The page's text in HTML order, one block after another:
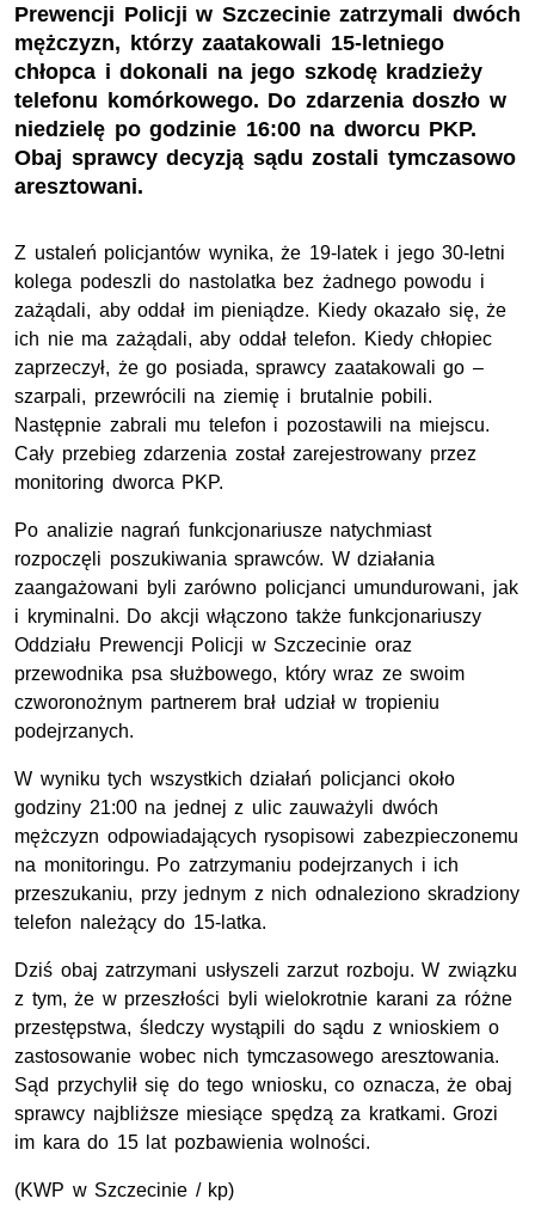
Prewencji Policji w Szczecinie zatrzymali dwóch
mężczyzn, którzy zaatakowali 15-letniego
chłopca i dokonali na jego szkodę kradzieży
telefonu komórkowego. Do zdarzenia doszło w
niedzielę po godzinie 16:00 na dworcu PKP.
Obaj sprawcy decyzją sądu zostali tymczasowo
aresztowani.
Z ustaleń policjantów wynika, że 19-latek i jego 30-letni
kolega podeszli do nastolatka bez żadnego powodu i
zażądali, aby oddał im pieniądze. Kiedy okazało się, że
ich nie ma zażądali, aby oddał telefon. Kiedy chłopiec
zaprzeczył, że go posiada, sprawcy zaatakowali go –
szarpali, przewrócili na ziemię i brutalnie pobili.
Następnie zabrali mu telefon i pozostawili na miejscu.
Cały przebieg zdarzenia został zarejestrowany przez
monitoring dworca PKP.
Po analizie nagrań funkcjonariusze natychmiast
rozpoczęli poszukiwania sprawców. W działania
zaangażowani byli zarówno policjanci umundurowani, jak
i kryminalni. Do akcji włączono także funkcjonariuszy
Oddziału Prewencji Policji w Szczecinie oraz
przewodnika psa służbowego, który wraz ze swoim
czworonożnym partnerem brał udział w tropieniu
podejrzanych.
W wyniku tych wszystkich działań policjanci około
godziny 21:00 na jednej z ulic zauważyli dwóch
mężczyzn odpowiadających rysopisowi zabezpieczonemu
na monitoringu. Po zatrzymaniu podejrzanych i ich
przeszukaniu, przy jednym z nich odnaleziono skradziony
telefon należący do 15-latka.
Dziś obaj zatrzymani usłyszeli zarzut rozboju. W związku
z tym, że w przeszłości byli wielokrotnie karani za różne
przestępstwa, śledczy wystąpili do sądu z wnioskiem o
zastosowanie wobec nich tymczasowego aresztowania.
Sąd przychylił się do tego wniosku, co oznacza, że obaj
sprawcy najbliższe miesiące spędzą za kratkami. Grozi
im kara do 15 lat pozbawienia wolności.
(KWP w Szczecinie / kp)